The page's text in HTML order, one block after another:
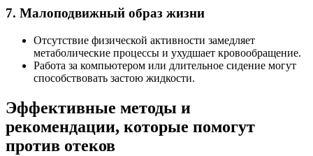
7. Малоподвижный образ жизни
Отсутствие физической активности замедляет
метаболические процессы и ухудшает кровообращение.
Работа за компьютером или длительное сидение могут
способствовать застою жидкости.
Эффективные методы и
рекомендации, которые помогут
против отеков